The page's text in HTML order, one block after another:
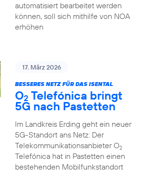
automatisiert bearbeitet werden
können, soll sich mithilfe von NOA
erhöhen
17. März 2026
BESSERES NETZ FÜR DAS ISENTAL
O2 Telefónica bringt
5G nach Pastetten
Im Landkreis Erding geht ein neuer
5G-Standort ans Netz: Der
Telekommunikationsanbieter O2
Telefónica hat in Pastetten einen
bestehenden Mobilfunkstandort